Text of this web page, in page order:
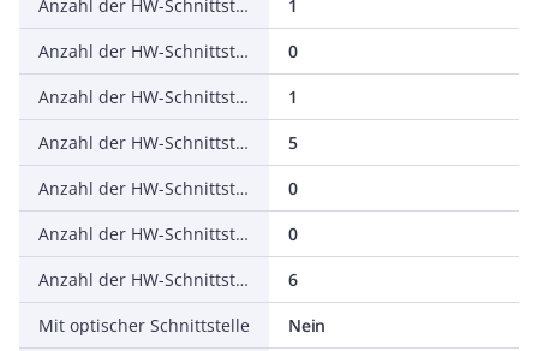
Anzahl der HW-Schnittstellen seriell RS-232
1
Anzahl der HW-Schnittstellen seriell RS-422
0
Anzahl der HW-Schnittstellen seriell RS-485
1
Anzahl der HW-Schnittstellen seriell TTY
5
Anzahl der HW-Schnittstellen USB
0
Anzahl der HW-Schnittstellen parallel
0
Anzahl der HW-Schnittstellen sonstige
6
Mit optischer Schnittstelle
Nein